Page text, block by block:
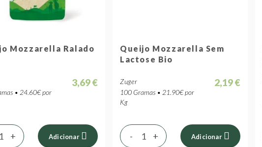
Mozzarella Ralado
• 24.60€ por
3,69 €
+ Adicionar
Queijo Mozzarella Sem
Lactose Bio
Zuger
100 Gramas • 21.90€ por
Kg
2,19 €
+
- Adicionar